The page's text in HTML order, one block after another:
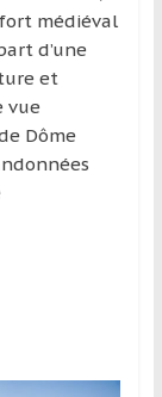
médiéval
d’une
et
vue
Dôme